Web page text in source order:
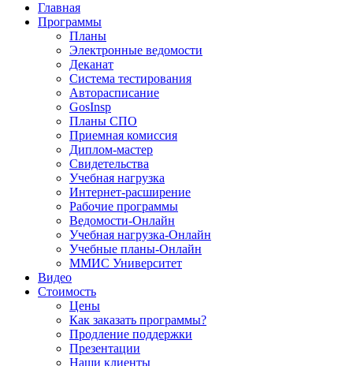
Главная
Программы
Планы
Электронные ведомости
Деканат
Система тестирования
Авторасписание
GosInsp
Планы СПО
Приемная комиссия
Диплом-мастер
Свидетельства
Учебная нагрузка
Интернет-расширение
Рабочие программы
Ведомости-Онлайн
Учебная нагрузка-Онлайн
Учебные планы-Онлайн
ММИС Университет
Видео
Стоимость
Цены
Как заказать программы?
Продление поддержки
Презентации
Наши клиенты